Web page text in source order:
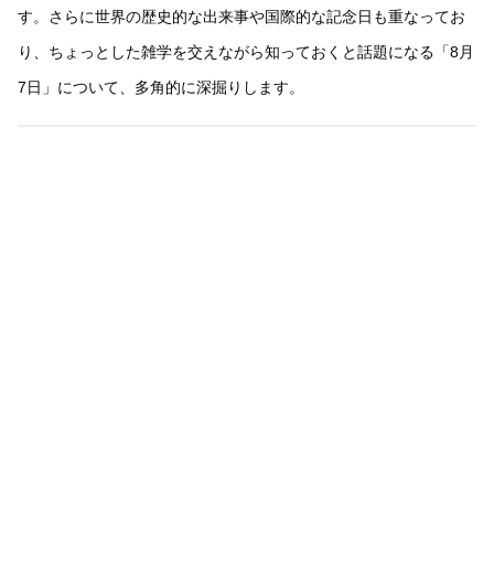
す。さらに世界の歴史的な出来事や国際的な記念日も重なってお
り、ちょっとした雑学を交えながら知っておくと話題になる「8月
7日」について、多角的に深掘りします。